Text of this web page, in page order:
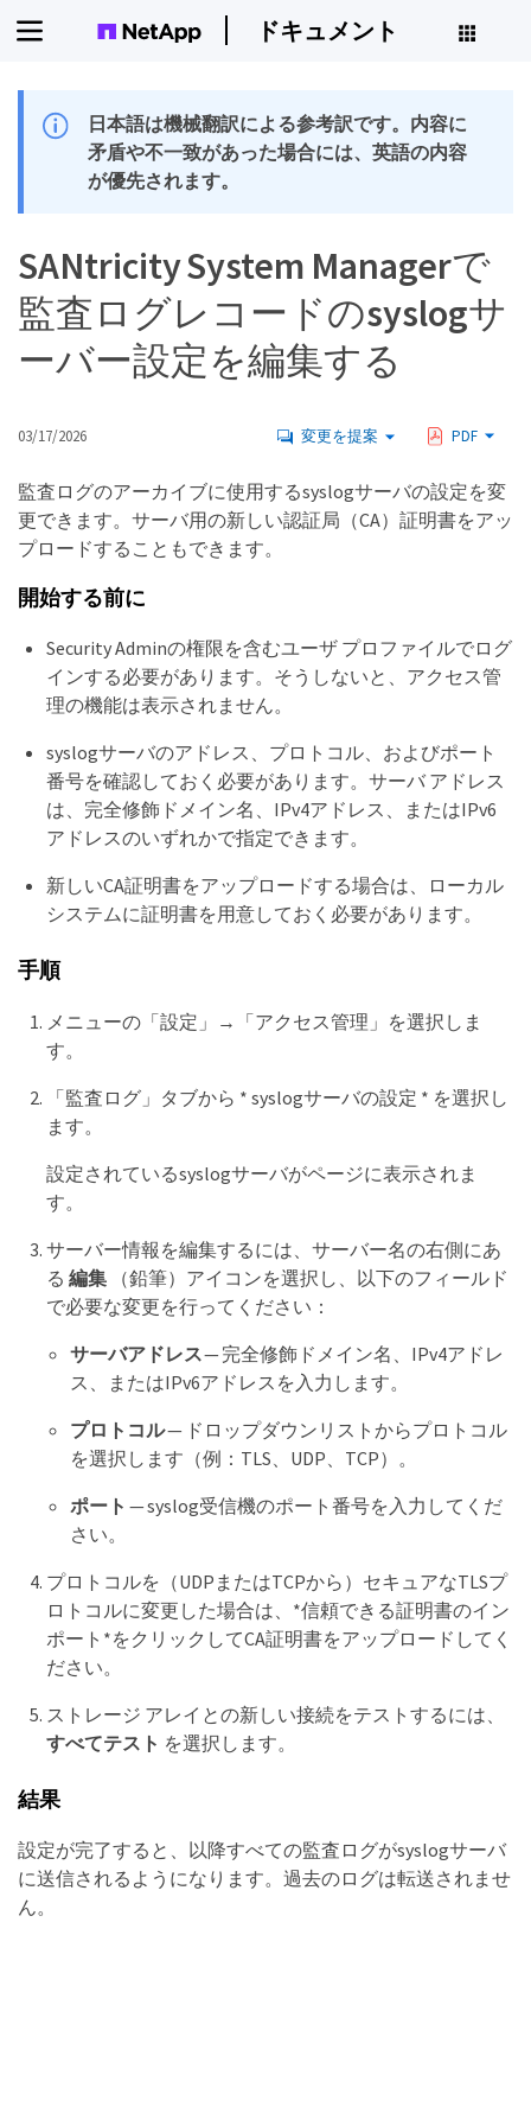
ドキュメント
日本語は機械翻訳による参考訳です。内容に
矛盾や不一致があった場合には、英語の内容
が優先されます。
SANtricity System Managerで
監査ログレコードのsyslogサ
ーバー設定を編集する
03/17/2026 変更を提案 PDF
監査ログのアーカイブに使用するsyslogサーバの設定を変
更できます。サーバ用の新しい認証局（CA）証明書をアッ
プロードすることもできます。
開始する前に
Security Adminの権限を含むユーザ プロファイルでログ
インする必要があります。そうしないと、アクセス管
理の機能は表示されません。
syslogサーバのアドレス、プロトコル、およびポート
番号を確認しておく必要があります。サーバ アドレス
は、完全修飾ドメイン名、IPv4アドレス、またはIPv6
アドレスのいずれかで指定できます。
新しいCA証明書をアップロードする場合は、ローカル
システムに証明書を用意しておく必要があります。
手順
メニューの「設定」→「アクセス管理」を選択しま
す。
「監査ログ」タブから * syslogサーバの設定 * を選択し
ます。
設定されているsyslogサーバがページに表示されま
す。
サーバー情報を編集するには、サーバー名の右側にあ
る 編集（鉛筆）アイコンを選択し、以下のフィールド
で必要な変更を行ってください：
サーバアドレス— 完全修飾ドメイン名、IPv4アドレ
ス、またはIPv6アドレスを入力します。
プロトコル— ドロップダウンリストからプロトコル
を選択します（例：TLS、UDP、TCP）。
ポート — syslog受信機のポート番号を入力してくだ
さい。
プロトコルを（UDPまたはTCPから）セキュアなTLSプ
ロトコルに変更した場合は、*信頼できる証明書のイン
ポート*をクリックしてCA証明書をアップロードしてく
ださい。
ストレージ アレイとの新しい接続をテストするには、
すべてテスト を選択します。
結果
設定が完了すると、以降すべての監査ログがsyslogサーバ
に送信されるようになります。過去のログは転送されませ
ん。